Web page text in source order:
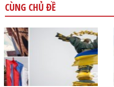
CÙNG CHỦ ĐỀ